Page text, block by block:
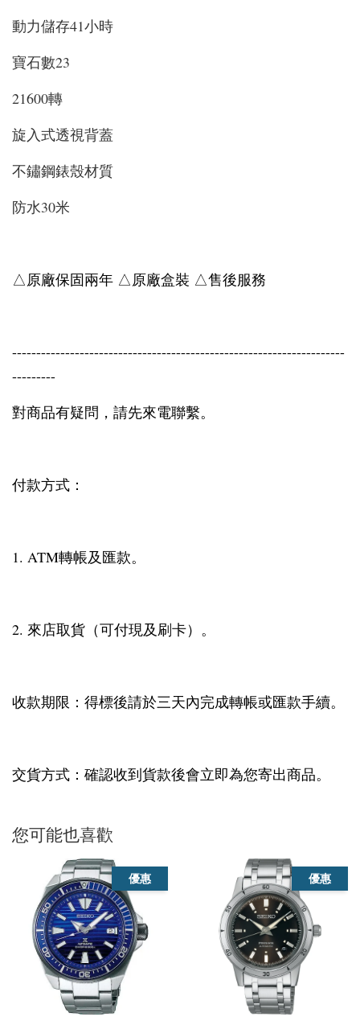
動力儲存41小時
寶石數23
21600轉
旋入式透視背蓋
不鏽鋼錶殼材質
防水30米
△原廠保固兩年 △原廠盒裝 △售後服務
---------------------------------------------------------------------
---------
對商品有疑問，請先來電聯繫。
付款方式：
1. ATM轉帳及匯款。
2. 來店取貨（可付現及刷卡）。
收款期限：得標後請於三天內完成轉帳或匯款手續。
交貨方式：確認收到貨款後會立即為您寄出商品。
您可能也喜歡
優惠 優惠